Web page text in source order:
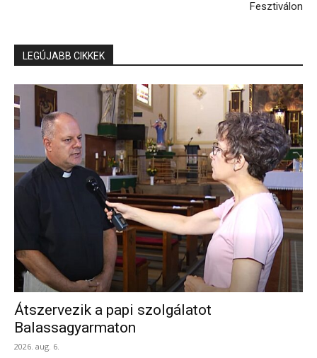
Fesztiválon
LEGÚJABB CIKKEK
Átszervezik a papi szolgálatot
Balassagyarmaton
2026. aug. 6.